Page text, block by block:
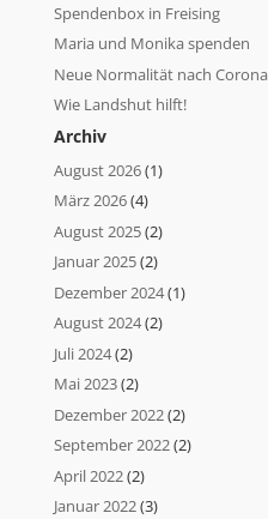
Spendenbox in Freising
Maria und Monika spenden
Neue Normalität nach Corona
Wie Landshut hilft!
Archiv
August 2026(1)
März 2026(4)
August 2025(2)
Januar 2025(2)
Dezember 2024(1)
August 2024(2)
Juli 2024(2)
Mai 2023(2)
Dezember 2022(2)
September 2022(2)
April 2022(2)
Januar 2022(3)